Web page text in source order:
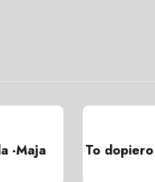
-Maja
To